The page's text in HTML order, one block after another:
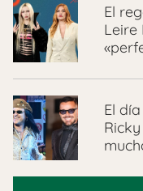
El
Leire
El